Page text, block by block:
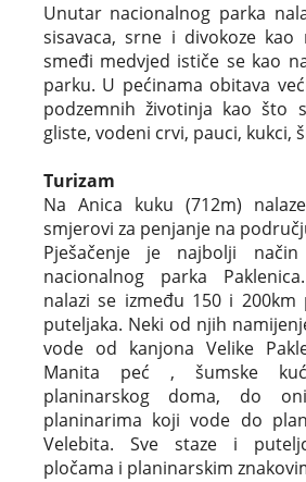
Unutar nacionalnog parka
sisavaca, srne i divokoze kao
smeđi medvjed ističe se kao
parku. U pećinama obitava
podzemnih životinja kao što
gliste, vodeni crvi, pauci, kukci,
Turizam
Na Anica kuku (712m)
smjerovi za penjanje na
Pješačenje je najbolji
nacionalnog parka
nalazi se između 150 i 200km
puteljaka. Neki od njih
vode od kanjona Velike
Manita peć , šumske
planinarskog doma, do
planinarima koji vode do
Velebita. Sve staze i
pločama i planinarskim